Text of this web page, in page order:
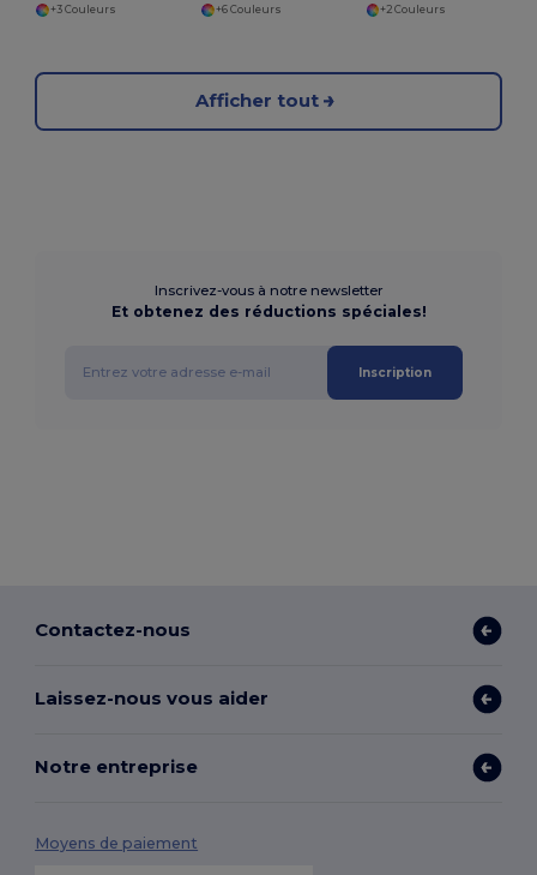
+3 Couleurs
+6 Couleurs
+2 Couleurs
Afficher tout
Inscrivez-vous à notre newsletter
Et obtenez des réductions spéciales!
Inscription
Contactez-nous
Laissez-nous vous aider
Notre entreprise
Moyens de paiement